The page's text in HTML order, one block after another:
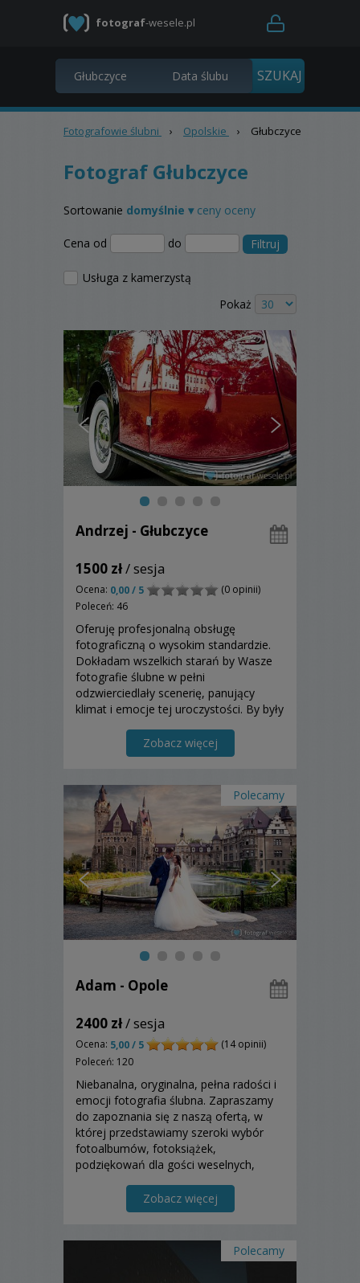
fotograf-wesele.pl
Fotografowie ślubni › Opolskie › Głubczyce
Fotograf Głubczyce
Sortowanie domyślnie ▾ ceny oceny
Cena od do Filtruj
Usługa z kamerzystą
Pokaż
Andrzej - Głubczyce
1500 zł/ sesja
Ocena: 0,00 / 5
(0 opinii)
Poleceń: 46
Oferuję profesjonalną obsługę
fotograficzną o wysokim standardzie.
Dokładam wszelkich starań by Wasze
fotografie ślubne w pełni
odzwierciedlały scenerię, panujący
klimat i emocje tej uroczystości. By były
Zobacz więcej
Polecamy
Adam - Opole
2400 zł/ sesja
Ocena: 5,00 / 5
(14 opinii)
Poleceń: 120
Niebanalna, oryginalna, pełna radości i
emocji fotografia ślubna. Zapraszamy
do zapoznania się z naszą ofertą, w
której przedstawiamy szeroki wybór
fotoalbumów, fotoksiążek,
podziękowań dla gości weselnych,
Zobacz więcej
Polecamy